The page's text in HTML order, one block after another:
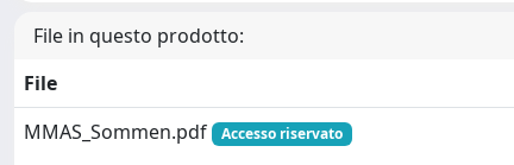
File in questo prodotto:
File
MMAS_Sommen.pdf
Accesso riservato